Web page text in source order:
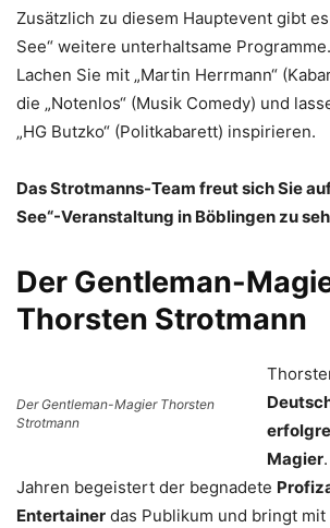
Zusätzlich zu diesem Hauptevent gibt
See“ weitere unterhaltsame Programme.
Lachen Sie mit „Martin Herrmann“
die „Notenlos“ (Musik Comedy) und
„HG Butzko“ (Politkabarett) inspirieren.
Das Strotmanns-Team freut sich Sie
See“-Veranstaltung in Böblingen zu
Der Gentleman-
Thorsten Strotmann
Der Gentleman-Magier Thorsten
Strotmann
Magier
Jahren begeistert der begnadete
Entertainer das Publikum und bringt